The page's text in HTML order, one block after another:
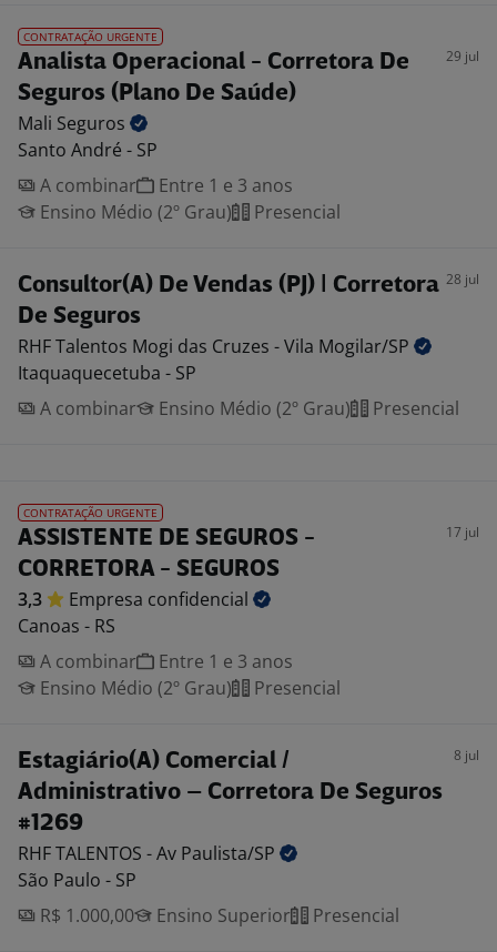
CONTRATAÇÃO URGENTE
Analista Operacional - Corretora De
Seguros (Plano De Saúde)
29 jul
Mali Seguros
Santo André - SP
A combinar
Entre 1 e 3 anos
Ensino Médio (2º Grau)
Presencial
Consultor(A) De Vendas (PJ) | Corretora
De Seguros
28 jul
RHF Talentos Mogi das Cruzes - Vila Mogilar/SP
Itaquaquecetuba - SP
A combinar
Ensino Médio (2º Grau) Presencial
CONTRATAÇÃO URGENTE
ASSISTENTE DE SEGUROS -
CORRETORA - SEGUROS
17 jul
3,3 Empresa confidencial
Canoas - RS
A combinar
Entre 1 e 3 anos
Ensino Médio (2º Grau)
Presencial
Estagiário(A) Comercial /
Administrativo – Corretora De Seguros
#1269
8 jul
RHF TALENTOS - Av Paulista/SP
São Paulo - SP
R$ 1.000,00
Ensino Superior Presencial